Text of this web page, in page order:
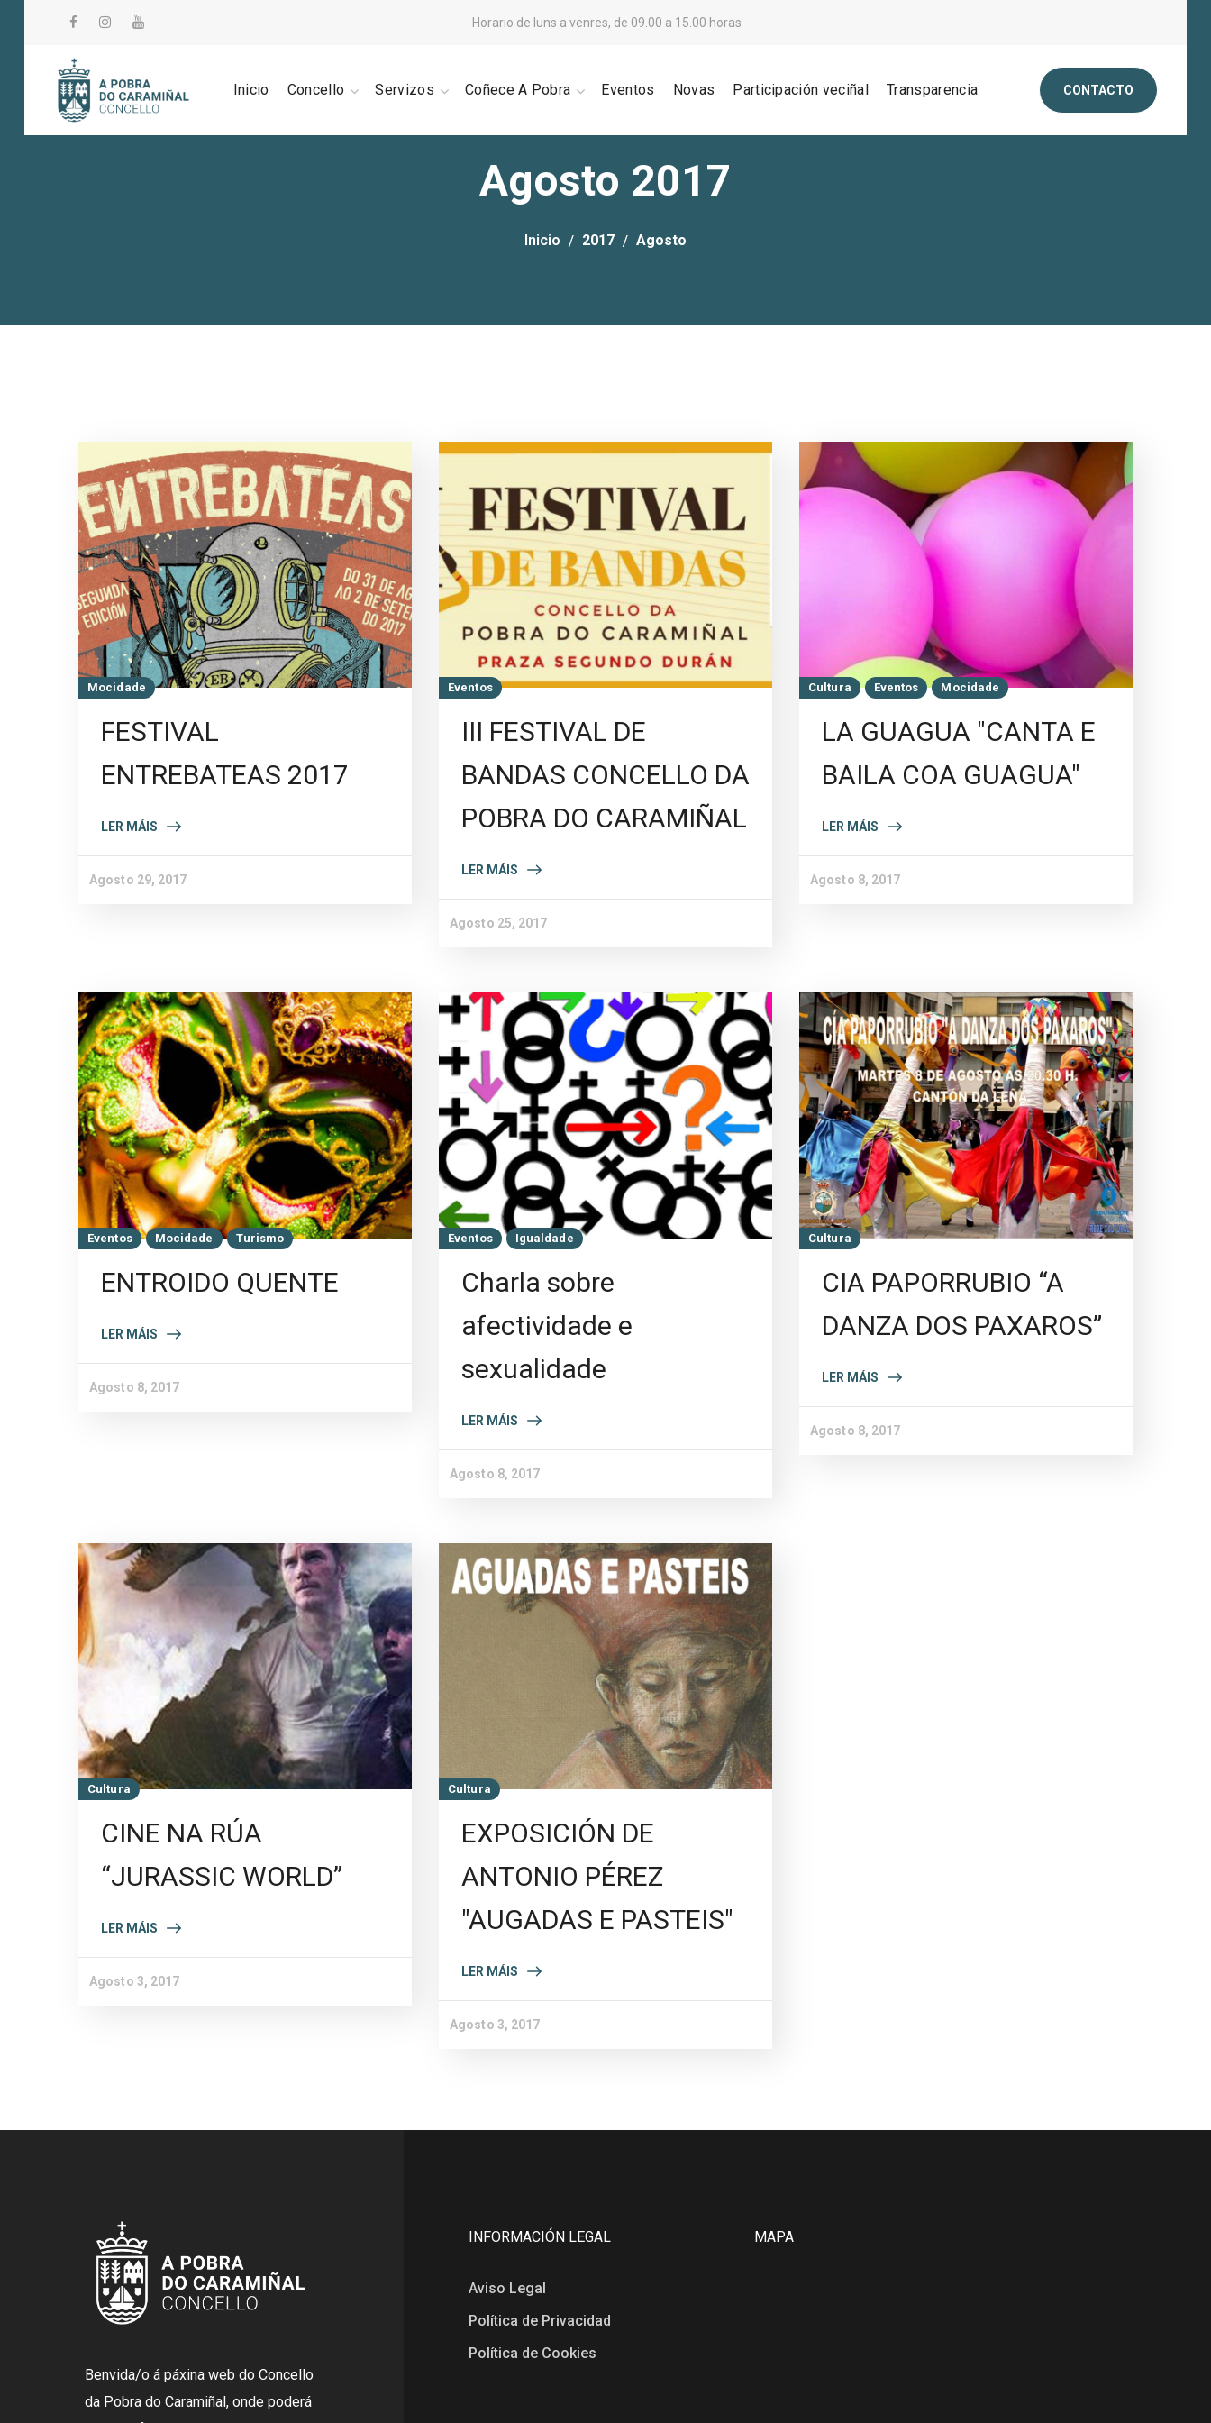
Horario de luns a venres, de 09.00 a 15.00 horas
Inicio Concello Servizos Coñece A Pobra Eventos Novas Participación veciñal Transparencia CONTACTO
Agosto 2017
Inicio 2017 Agosto
Mocidade
FESTIVAL
ENTREBATEAS 2017
LER MÁIS
Agosto 29, 2017
Eventos
III FESTIVAL DE
BANDAS CONCELLO DA
POBRA DO CARAMIÑAL
LER MÁIS
Agosto 25, 2017
Cultura Eventos Mocidade
LA GUAGUA "CANTA E
BAILA COA GUAGUA"
LER MÁIS
Agosto 8, 2017
Eventos Mocidade Turismo
ENTROIDO QUENTE
LER MÁIS
Agosto 8, 2017
Eventos Igualdade
Charla sobre
afectividade e
sexualidade
LER MÁIS
Agosto 8, 2017
Cultura
CIA PAPORRUBIO “A
DANZA DOS PAXAROS”
LER MÁIS
Agosto 8, 2017
Cultura
CINE NA RÚA
“JURASSIC WORLD”
LER MÁIS
Agosto 3, 2017
Cultura
EXPOSICIÓN DE
ANTONIO PÉREZ
"AUGADAS E PASTEIS"
LER MÁIS
Agosto 3, 2017
Benvida/o á páxina web do Concello
da Pobra do Caramiñal, onde poderá
INFORMACIÓN LEGAL
Aviso Legal
Política de Privacidad
Política de Cookies
MAPA